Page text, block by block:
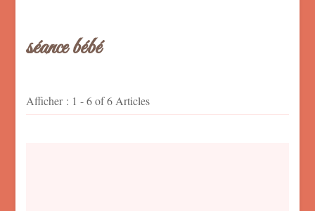
séance bébé
Afficher : 1 - 6 of 6 Articles